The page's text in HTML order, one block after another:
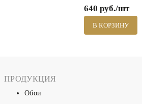
640 руб./шт
В КОРЗИНУ
ПРОДУКЦИЯ
Обои